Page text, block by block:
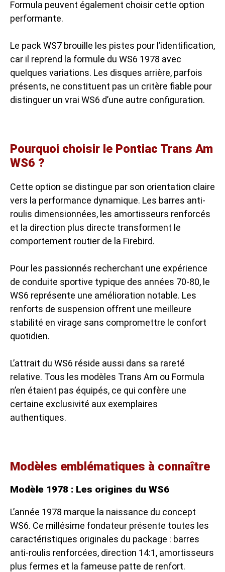
Formula peuvent également choisir cette option
performante.
Le pack WS7 brouille les pistes pour l’identification,
car il reprend la formule du WS6 1978 avec
quelques variations. Les disques arrière, parfois
présents, ne constituent pas un critère fiable pour
distinguer un vrai WS6 d’une autre configuration.
Pourquoi choisir le Pontiac Trans Am
WS6 ?
Cette option se distingue par son orientation claire
vers la performance dynamique. Les barres anti-
roulis dimensionnées, les amortisseurs renforcés
et la direction plus directe transforment le
comportement routier de la Firebird.
Pour les passionnés recherchant une expérience
de conduite sportive typique des années 70-80, le
WS6 représente une amélioration notable. Les
renforts de suspension offrent une meilleure
stabilité en virage sans compromettre le confort
quotidien.
L’attrait du WS6 réside aussi dans sa rareté
relative. Tous les modèles Trans Am ou Formula
n’en étaient pas équipés, ce qui confère une
certaine exclusivité aux exemplaires
authentiques.
Modèles emblématiques à connaître
Modèle 1978 : Les origines du WS6
L’année 1978 marque la naissance du concept
WS6. Ce millésime fondateur présente toutes les
caractéristiques originales du package : barres
anti-roulis renforcées, direction 14:1, amortisseurs
plus fermes et la fameuse patte de renfort.